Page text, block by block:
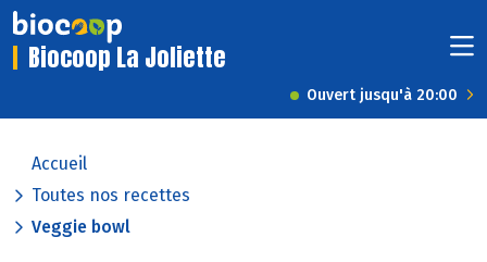
Biocoop La Joliette
Ouvert jusqu'à 20:00
Accueil
Toutes nos recettes
Veggie bowl